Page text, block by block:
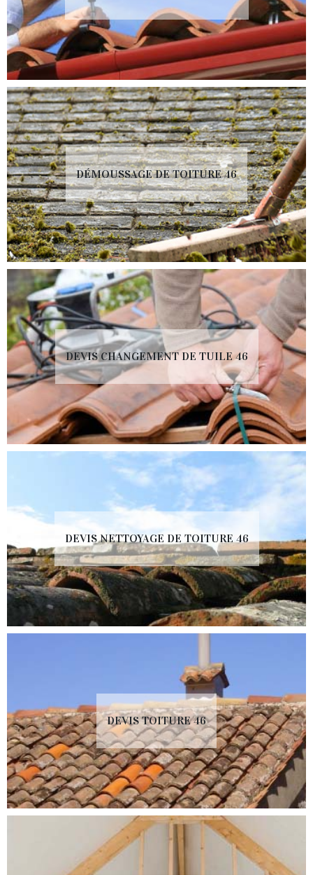
DÉMOUSSAGE DE TOITURE 46
DEVIS CHANGEMENT DE TUILE 46
DEVIS NETTOYAGE DE TOITURE 46
DEVIS TOITURE 46